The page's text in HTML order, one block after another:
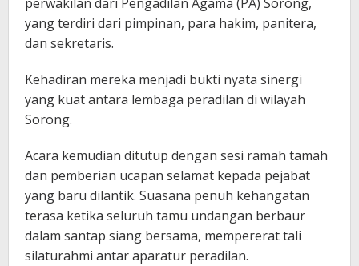
yang terdiri dari pimpinan, para hakim, panitera,
dan sekretaris.
Kehadiran mereka menjadi bukti nyata sinergi
yang kuat antara lembaga peradilan di wilayah
Sorong.
Acara kemudian ditutup dengan sesi ramah tamah
dan pemberian ucapan selamat kepada pejabat
yang baru dilantik. Suasana penuh kehangatan
terasa ketika seluruh tamu undangan berbaur
dalam santap siang bersama, mempererat tali
silaturahmi antar aparatur peradilan.